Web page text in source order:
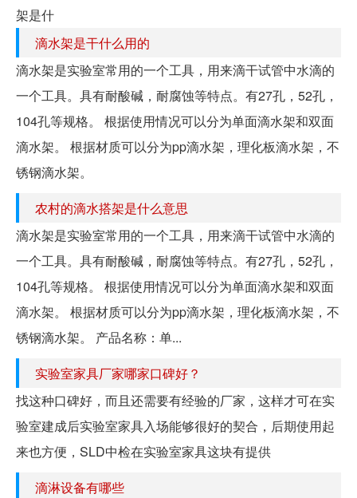
架是什
滴水架是干什么用的
滴水架是实验室常用的一个工具，用来滴干试管中水滴的
一个工具。具有耐酸碱，耐腐蚀等特点。有27孔，52孔，
104孔等规格。 根据使用情况可以分为单面滴水架和双面
滴水架。 根据材质可以分为pp滴水架，理化板滴水架，不
锈钢滴水架。
农村的滴水搭架是什么意思
滴水架是实验室常用的一个工具，用来滴干试管中水滴的
一个工具。具有耐酸碱，耐腐蚀等特点。有27孔，52孔，
104孔等规格。 根据使用情况可以分为单面滴水架和双面
滴水架。 根据材质可以分为pp滴水架，理化板滴水架，不
锈钢滴水架。 产品名称：单...
实验室家具厂家哪家口碑好？
找这种口碑好，而且还需要有经验的厂家，这样才可在实
验室建成后实验室家具入场能够很好的契合，后期使用起
来也方便，SLD中检在实验室家具这块有提供
滴淋设备有哪些